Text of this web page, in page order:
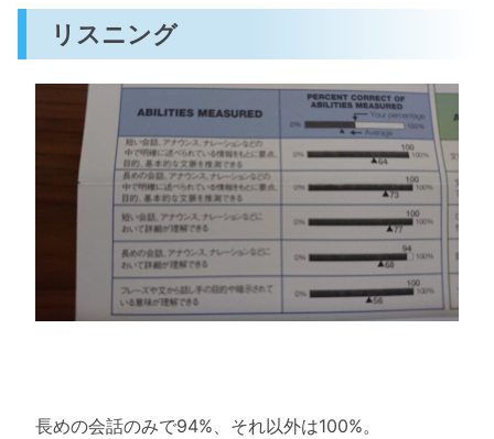
リスニング
長めの会話のみで94%、それ以外は100%。